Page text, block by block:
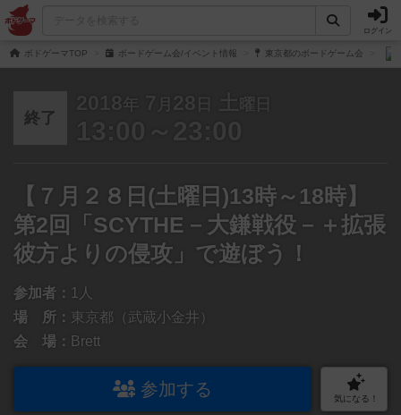
ログイン
ボドゲーマTOP ボードゲーム会/イベント情報 東京都のボードゲーム会
終了
2018 年 7 月 28 日 土 曜日
13:00～23:00
【７月２８日(土曜日)13時～18時】
第2回「SCYTHE－大鎌戦役－＋拡張
彼方よりの侵攻」で遊ぼう！
参加者： 1人
場 所： 東京都（武蔵小金井）
会 場： Brett
参加する 気になる！